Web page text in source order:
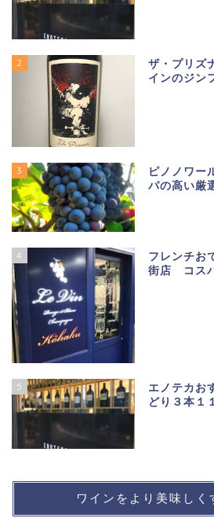
2
ザ・プリズ
インのジン
3
ピノノワー
パの高い厳
4
フレンチお
街店 コス
5
エノテカお
どり３本１
ワインをより美味しく